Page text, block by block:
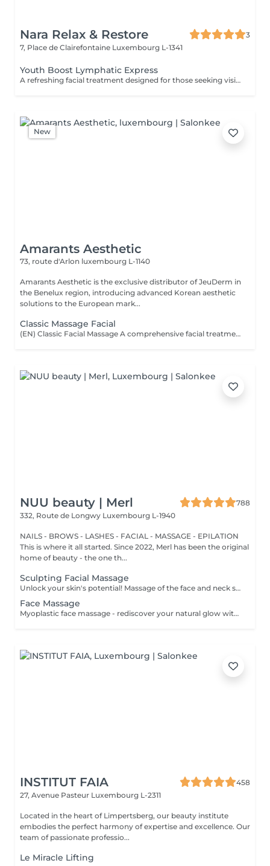
Nara Relax & Restore
3
7, Place de Clairefontaine Luxembourg L-1341
Youth Boost Lymphatic Express
A refreshing facial treatment designed for those seeking visible results in a short amount of time. Cleansing, exfoliation, and targeted skincare help leave the complexion looking fresh, radiant, and revitalised. Facial lymphatic drainage can be incorporated upon request.
New
Amarants Aesthetic
73, route d'Arlon luxembourg L-1140
Amarants Aesthetic is the exclusive distributor of JeuDerm in
the Benelux region, introducing advanced Korean aesthetic
solutions to the European mark...
Classic Massage Facial
(EN) Classic Facial Massage A comprehensive facial treatment combining classic massage techniques with a professional mask as the final step. The treatment is designed to relax facial muscles, improve microcirculation, support skin tone, and restore a feeling of freshness and comfort. The treatment is performed using professional JeuDerm skincare products. The finishing professional mask enhances the effects of the treatment, providing deep hydration, nourishment, and comfort for the skin. An ideal ritual for releasing facial tension, supporting skin recovery, improving overall skin condition, and maintaining natural beauty and radiance. Who is this treatment for? * Facial muscle tension; * Signs of fatigue and stress; * Loss of skin tone and firmness; * Skin requiring hydration and recovery; * Skin showing signs of fatigue; * Maintaining healthy and well-cared-for skin. Benefits after the treatment: * Relaxed facial muscles; * Fresher and more rested appearance; * Feeling of relaxation and lightness; * Hydrated and comfortable skin; * Support of skin tone; * Natural skin radiance. (FR) Massage facial classique Un soin complet associant les techniques classiques de massage du visage avec l'application d'un masque professionnel en étape finale. Le soin vise à détendre les muscles du visage, améliorer la microcirculation, maintenir le tonus cutané et restaurer une sensation de fraîcheur et de confort. Le soin est réalisé avec les produits professionnels JeuDerm. Le masque professionnel finalise le traitement en renforçant ses effets, en apportant une hydratation profonde, des soins nourrissants et un confort optimal à la peau. Un rituel idéal pour libérer les tensions, favoriser la récupération de la peau, améliorer son état général et préserver sa beauté naturelle et son éclat. À qui s'adresse ce soin ? * Tensions musculaires du visage ; * Signes de fatigue et de stress ; * Perte de tonicité et de fermeté de la peau ; * Peaux nécessitant hydratation et récupération ; * Peaux marquées par la fatigue ; * Entretien d'une peau saine et soignée. Résultats après le soin : * Muscles du visage détendus ; * Visage plus frais et reposé ; * Sensation de détente et de légèreté ; * Peau hydratée et confortable ; * Maintien du tonus cutané ; * Éclat naturel de la peau.
NUU beauty | Merl
788
332, Route de Longwy Luxembourg L-1940
NAILS - BROWS - LASHES - FACIAL - MASSAGE - EPILATION
This is where it all started. Since 2022, Merl has been the original
home of beauty - the one th...
Sculpting Facial Massage
Unlock your skin's potential! Massage of the face and neck stimulate blood circulation, promote relaxation, and improve the appearance of the skin. It represents rejuvenating treatment that can help you achieve a more youthful, glowing complexion. Age restrictions: recommended to do from 20 years. Post procedure recommendations: there are no post recommendations after these procedures. Frequency: for the constant result recommended to do 8-10 times, once in 1 week.
Face Massage
Myoplastic face massage - rediscover your natural glow with the deeply rejuvenating myoplastic face massage. This unique technique works not only on the surface of your skin but also on the deeper layers of muscles and fascia. Through precise, sculpting movements, it releases tension, improves circulation, and restores elasticity. The result? A lifted, defined, and radiant look that feels as refreshing as it appears. Every session is like a reset for your face leaving you looking youthful, relaxed, and glowing with vitality. Express face massage is designed for those who value their time while expecting visible, refined results. This 30-minute lifting massage focuses on precise muscle stimulation to restore facial tone, improve skin firmness, and redefine the natural facial contour. The treatment helps reduce visible signs of fatigue while stimulating microcirculation, allowing the skin to regain a fresh, radiant, and naturally healthy glow. Perfect as an additional boost to your body massage for complete relaxation and rejuvenation. Important: This treatment is available only as an add-on to any body massage and cannot be booked as a standalone service.
INSTITUT FAIA
458
27, Avenue Pasteur Luxembourg L-2311
Located in the heart of Limpertsberg, our beauty institute
embodies the perfect harmony of expertise and excellence. Our
team of passionate professio...
Le Miracle Lifting